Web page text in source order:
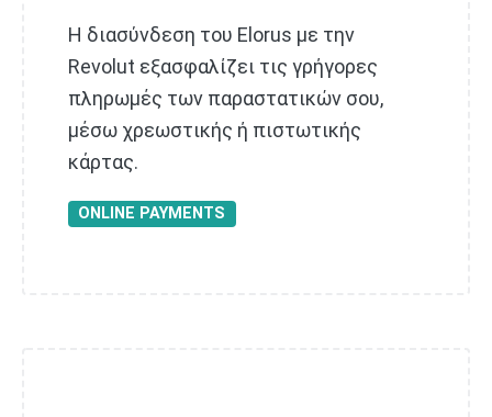
Η διασύνδεση του Elorus με την
Revolut εξασφαλίζει τις γρήγορες
πληρωμές των παραστατικών σου,
μέσω χρεωστικής ή πιστωτικής
κάρτας.
ONLINE PAYMENTS